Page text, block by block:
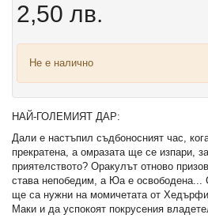
2,50 лв.
Не е налично
НАЙ-ГОЛЕМИЯТ ДАР:
Дали е настъпил съдбоносният час,
прекратена, а омразата ще се изпари,
приятелството? Оракулът отново
става непобедим, а Юа е освободена...
ще са нужни на момичетата от
Маки и да успокоят покрусения